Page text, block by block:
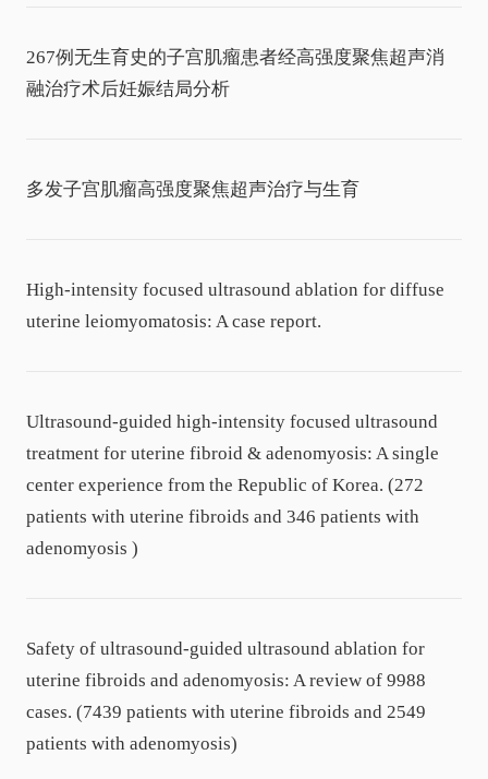
267例无生育史的子宫肌瘤患者经高强度聚焦超声消
融治疗术后妊娠结局分析
多发子宫肌瘤高强度聚焦超声治疗与生育
High-intensity focused ultrasound ablation for diffuse
uterine leiomyomatosis: A case report.
Ultrasound-guided high-intensity focused ultrasound
treatment for uterine fibroid & adenomyosis: A single
center experience from the Republic of Korea. (272
patients with uterine fibroids and 346 patients with
adenomyosis )
Safety of ultrasound-guided ultrasound ablation for
uterine fibroids and adenomyosis: A review of 9988
cases. (7439 patients with uterine fibroids and 2549
patients with adenomyosis)